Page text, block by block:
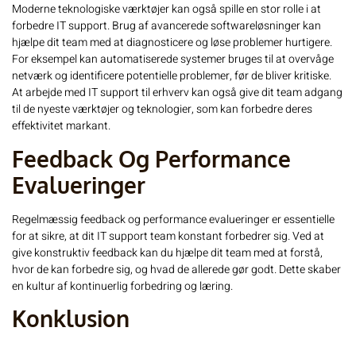
Moderne teknologiske værktøjer kan også spille en stor rolle i at
forbedre IT support. Brug af avancerede softwareløsninger kan
hjælpe dit team med at diagnosticere og løse problemer hurtigere.
For eksempel kan automatiserede systemer bruges til at overvåge
netværk og identificere potentielle problemer, før de bliver kritiske.
At arbejde med IT support til erhvervkan også give dit team adgang
til de nyeste værktøjer og teknologier, som kan forbedre deres
effektivitet markant.
Feedback Og Performance
Evalueringer
Regelmæssig feedback og performance evalueringer er essentielle
for at sikre, at dit IT support team konstant forbedrer sig. Ved at
give konstruktiv feedback kan du hjælpe dit team med at forstå,
hvor de kan forbedre sig, og hvad de allerede gør godt. Dette skaber
en kultur af kontinuerlig forbedring og læring.
Konklusion